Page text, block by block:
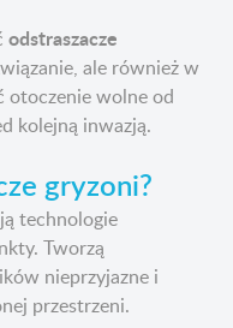
odstraszacze
ale również w
otoczenie wolne od
kolejną inwazją.
gryzoni?
technologie
Tworzą
nieprzyjazne i
przestrzeni.